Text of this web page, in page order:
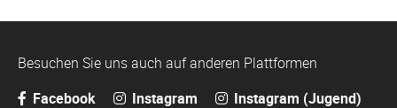
Besuchen Sie uns auch auf anderen Plattformen
Facebook
Instagram Instagram (Jugend)